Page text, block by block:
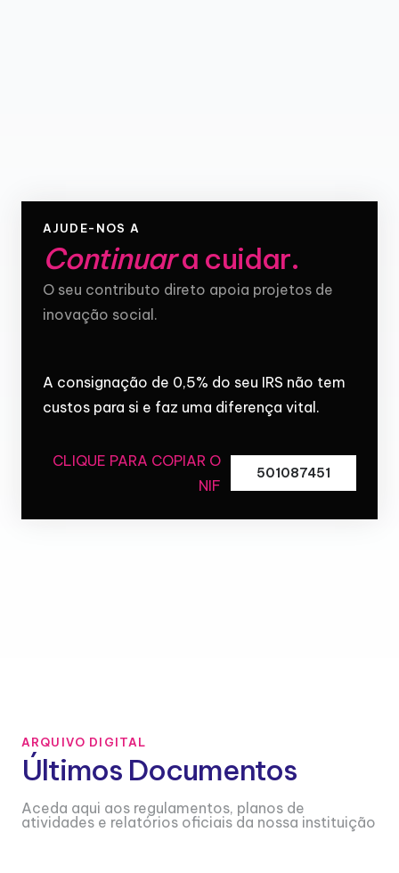
AJUDE-NOS A
Continuara cuidar.
O seu contributo direto apoia projetos de
inovação social.
A consignação de 0,5% do seu IRS não tem
custos para si e faz uma diferença vital.
CLIQUE PARA COPIAR O
NIF
501087451
ARQUIVO DIGITAL
Últimos Documentos
Aceda aqui aos regulamentos, planos de
atividades e relatórios oficiais da nossa instituição